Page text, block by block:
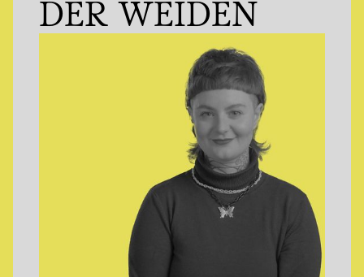
DER WEIDEN